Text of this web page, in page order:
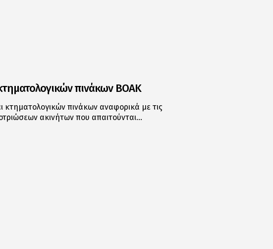
πινάκων ΒΟΑΚ
κτηματολογικών πινάκων αναφορικά με τις
ακινήτων που απαιτούνται…